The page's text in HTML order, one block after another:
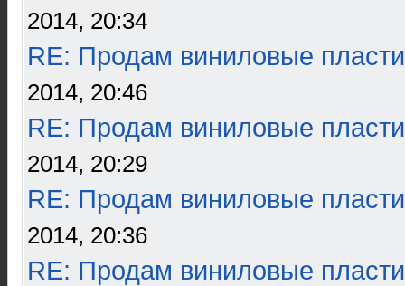
2014, 20:34
RE: Продам виниловые
2014, 20:46
RE: Продам виниловые
2014, 20:29
RE: Продам виниловые
2014, 20:36
RE: Продам виниловые